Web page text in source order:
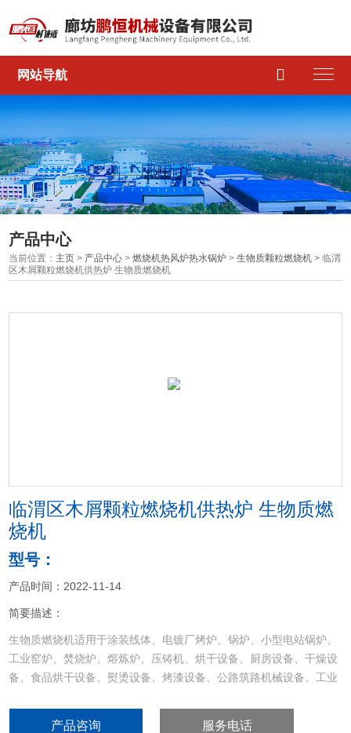
网站导航 
产品中心
当前位置： 主页 > 产品中心 >燃烧机热风炉热水锅炉 >生物质颗粒燃烧机 > 临渭
区木屑颗粒燃烧机供热炉 生物质燃烧机
临渭区木屑颗粒燃烧机供热炉 生物质燃
烧机
型号：
产品时间：2022-11-14
简要描述：
生物质燃烧机适用于涂装线体、电镀厂烤炉、锅炉、小型电站锅炉、
工业窑炉、焚烧炉、熔炼炉、压铸机、烘干设备、厨房设备、干燥设
备、食品烘干设备、熨烫设备、烤漆设备、公路筑路机械设备、工业
产品咨询 服务电话